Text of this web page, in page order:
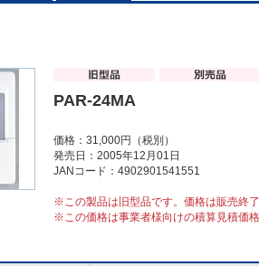
PAR-24MA
価格：31,000円（税別）
発売日：2005年12月01日
JANコード：4902901541551
※この製品は旧型品です。価格は販売終
※この価格は事業者様向けの積算見積価